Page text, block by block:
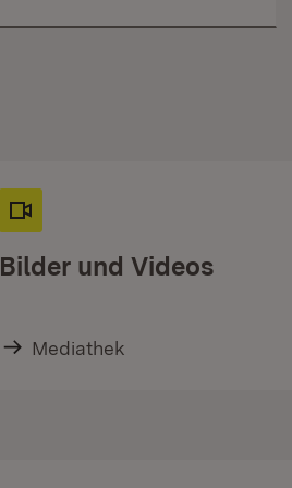
Bilder und Videos
Mediathek